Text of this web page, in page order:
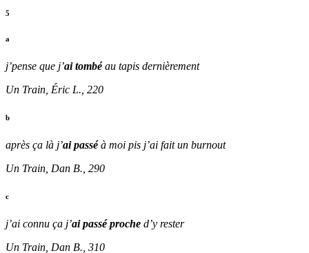
5
a
j’pense que j’ai tombéau tapis dernièrement
Un Train, Éric L., 220
b
après ça là j’ai passéà moi pis j’ai fait un burnout
Un Train, Dan B., 290
c
j’ai connu ça j’ai passé proche d’y rester
Un Train, Dan B., 310